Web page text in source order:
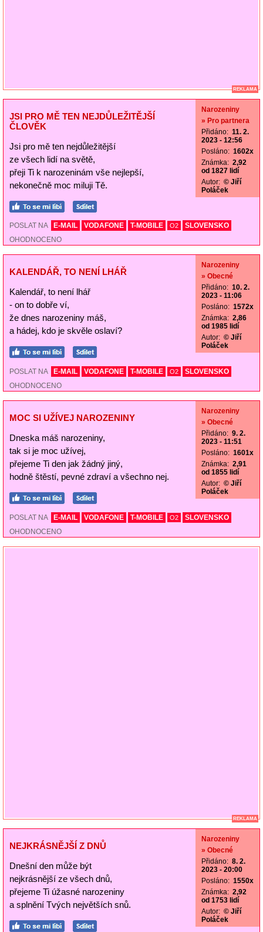
REKLAMA
JSI PRO MĚ TEN NEJDŮLEŽITĚJŠÍ
ČLOVĚK
Jsi pro mě ten nejdůležitější
ze všech lidí na světě,
přeji Ti k narozeninám vše nejlepší,
nekonečně moc miluji Tě.
Narozeniny
» Pro partnera
Přidáno: 11. 2.
2023 - 12:56
Posláno: 1602x
Známka: 2,92
od 1827 lidí
Autor: © Jiří
Poláček
POSLAT NA E-MAIL VODAFONE T-MOBILE O2
SLOVENSKO
OHODNOCENO
KALENDÁŘ, TO NENÍ LHÁŘ
Kalendář, to není lhář
- on to dobře ví,
že dnes narozeniny máš,
a hádej, kdo je skvěle oslaví?
Narozeniny
» Obecné
Přidáno: 10. 2.
2023 - 11:06
Posláno: 1572x
Známka: 2,86
od 1985 lidí
Autor: © Jiří
Poláček
POSLAT NA E-MAIL VODAFONE T-MOBILE O2
SLOVENSKO
OHODNOCENO
MOC SI UŽÍVEJ NAROZENINY
Dneska máš narozeniny,
tak si je moc užívej,
přejeme Ti den jak žádný jiný,
hodně štěstí, pevné zdraví a všechno nej.
Narozeniny
» Obecné
Přidáno: 9. 2.
2023 - 11:51
Posláno: 1601x
Známka: 2,91
od 1855 lidí
Autor: © Jiří
Poláček
POSLAT NA E-MAIL VODAFONE T-MOBILE O2
SLOVENSKO
OHODNOCENO
REKLAMA
NEJKRÁSNĚJŠÍ Z DNŮ
Dnešní den může být
nejkrásnější ze všech dnů,
přejeme Ti úžasné narozeniny
a splnění Tvých největších snů.
Narozeniny
» Obecné
Přidáno: 8. 2.
2023 - 20:00
Posláno: 1550x
Známka: 2,92
od 1753 lidí
Autor: © Jiří
Poláček